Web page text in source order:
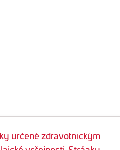
určené zdravotnickým